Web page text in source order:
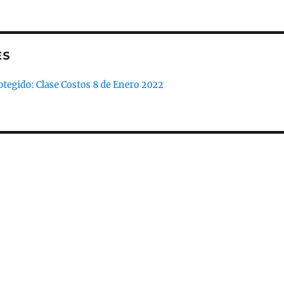
Clase Costos 8 de Enero 2022